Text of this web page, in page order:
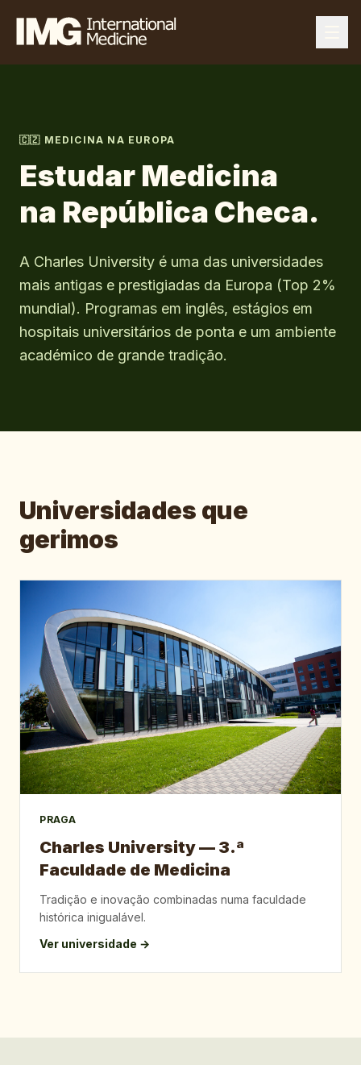
🇨🇿 MEDICINA NA EUROPA
Estudar Medicina
na República Checa.
A Charles University é uma das universidades
mais antigas e prestigiadas da Europa (Top 2%
mundial). Programas em inglês, estágios em
hospitais universitários de ponta e um ambiente
académico de grande tradição.
Universidades que
gerimos
PRAGA
Charles University — 3.ª
Faculdade de Medicina
Tradição e inovação combinadas numa faculdade
histórica inigualável.
Ver universidade →